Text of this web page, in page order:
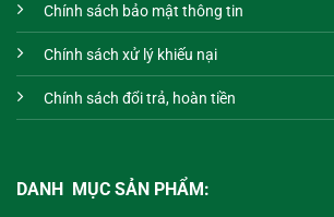
Chính sách bảo mật thông tin
Chính sách xử lý khiếu nại
Chính sách đổi trả, hoàn tiền
DANH MỤC SẢN PHẨM: